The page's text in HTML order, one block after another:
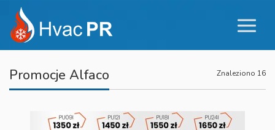
Promocje Alfaco Znaleziono 16